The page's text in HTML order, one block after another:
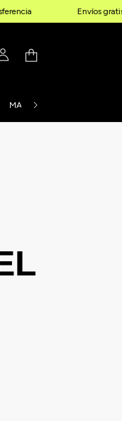
Envíos gratis a partir
MALLAS PERSONALIZADAS